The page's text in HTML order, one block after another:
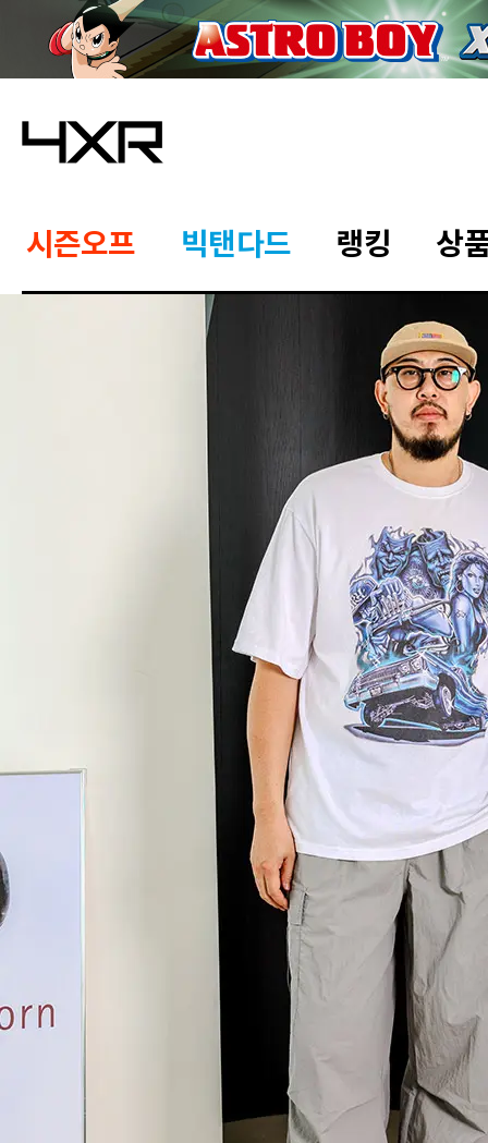
시즌오프 빅탠다드 랭킹 상